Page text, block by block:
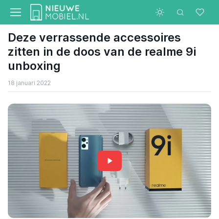
Deze verrassende accessoires
zitten in de doos van de realme 9i
unboxing
18 januari 2022